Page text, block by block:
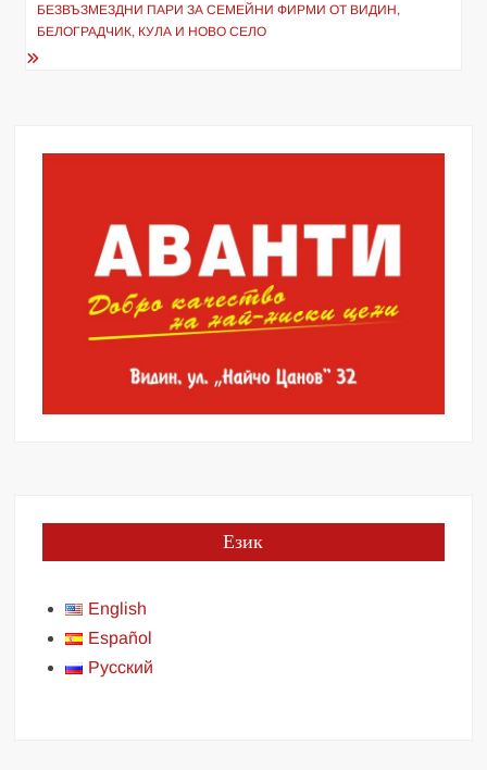
БЕЗВЪЗМЕЗДНИ ПАРИ ЗА СЕМЕЙНИ ФИРМИ ОТ ВИДИН,
БЕЛОГРАДЧИК, КУЛА И НОВО СЕЛО
Език
English
Español
Русский